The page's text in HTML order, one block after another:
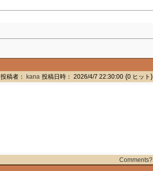
投稿者： kana 投稿日時： 2026/4/7 22:30:00 (0 ヒット )
Comments?